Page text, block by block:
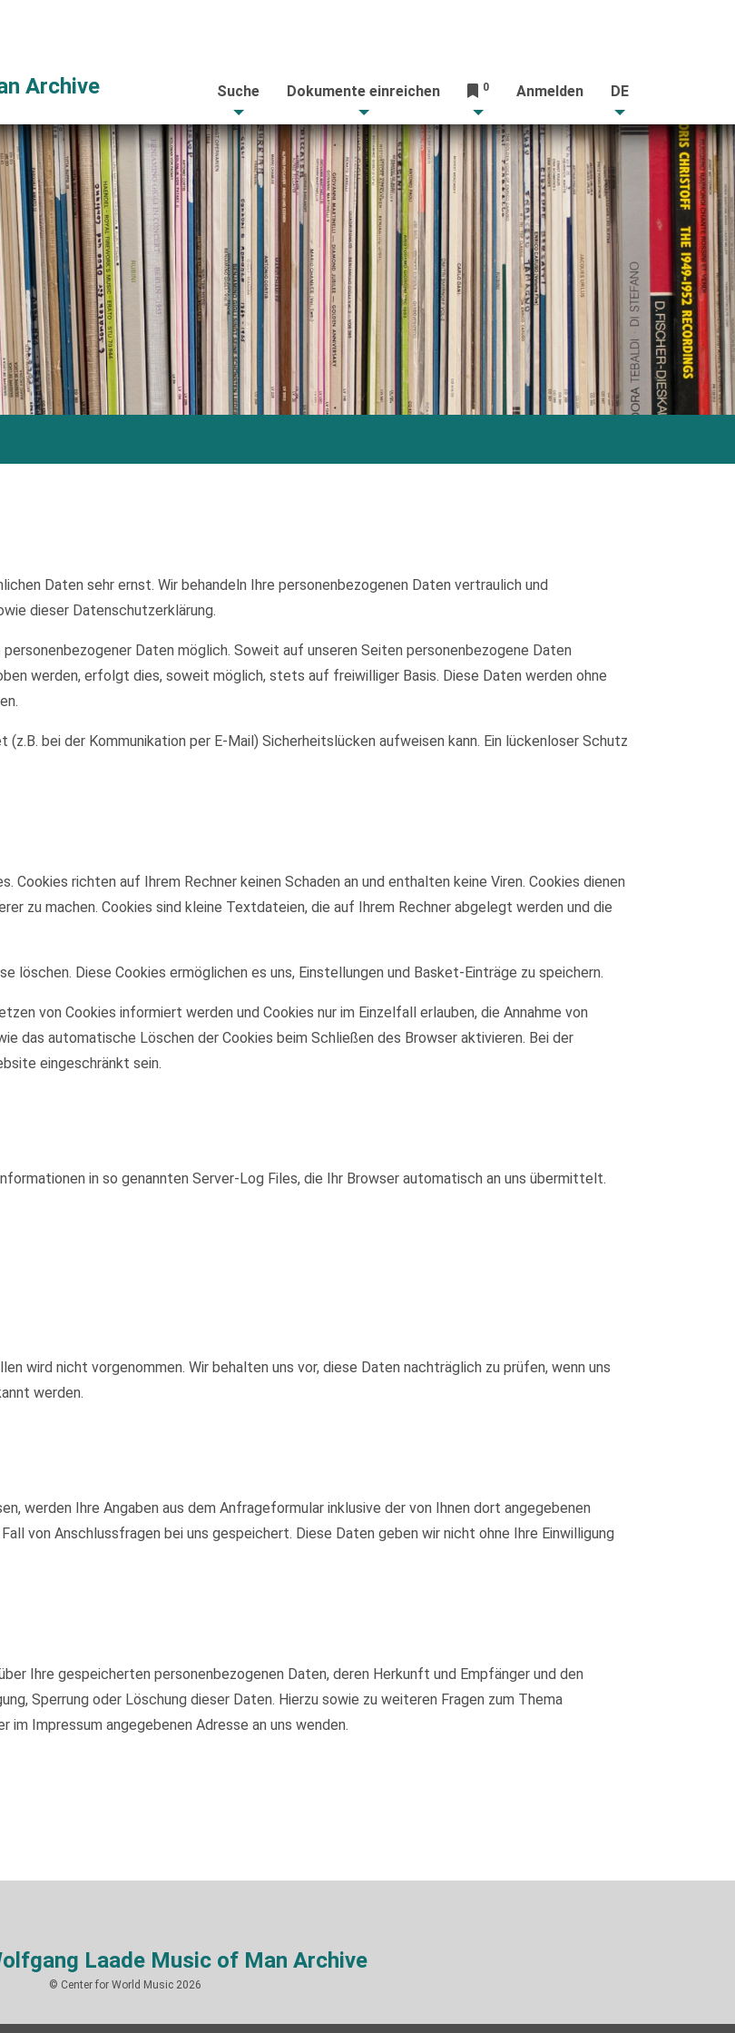
Archive Suche Dokumente einreichen 0 Anmelden DE
Daten sehr ernst. Wir behandeln Ihre personenbezogenen Daten vertraulich und
dieser Datenschutzerklärung.
Daten möglich. Soweit auf unseren Seiten personenbezogene Daten
werden, erfolgt dies, soweit möglich, stets auf freiwilliger Basis. Diese Daten werden ohne
bei der Kommunikation per E-Mail) Sicherheitslücken aufweisen kann. Ein lückenloser Schutz
richten auf Ihrem Rechner keinen Schaden an und enthalten keine Viren. Cookies dienen
zu machen. Cookies sind kleine Textdateien, die auf Ihrem Rechner abgelegt werden und die
löschen. Diese Cookies ermöglichen es uns, Einstellungen und Basket-Einträge zu speichern.
von Cookies informiert werden und Cookies nur im Einzelfall erlauben, die Annahme von
das automatische Löschen der Cookies beim Schließen des Browser aktivieren. Bei der
eingeschränkt sein.
in so genannten Server-Log Files, die Ihr Browser automatisch an uns übermittelt.
wird nicht vorgenommen. Wir behalten uns vor, diese Daten nachträglich zu prüfen, wenn uns
werden.
werden Ihre Angaben aus dem Anfrageformular inklusive der von Ihnen dort angegebenen
von Anschlussfragen bei uns gespeichert. Diese Daten geben wir nicht ohne Ihre Einwilligung
Ihre gespeicherten personenbezogenen Daten, deren Herkunft und Empfänger und den
Sperrung oder Löschung dieser Daten. Hierzu sowie zu weiteren Fragen zum Thema
Impressum angegebenen Adresse an uns wenden.
Laade Music of Man Archive
© Center for World Music 2026